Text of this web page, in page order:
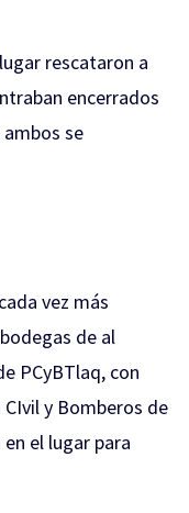
rescataron a
encerrados
se
vez más
de al
PCyBTlaq, con
y Bomberos de
el lugar para